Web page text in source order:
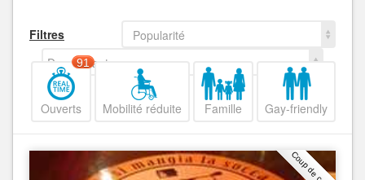
Filtres
Popularité
Decroissant
Ouverts
91
Mobilité réduite Famille Gay-friendly